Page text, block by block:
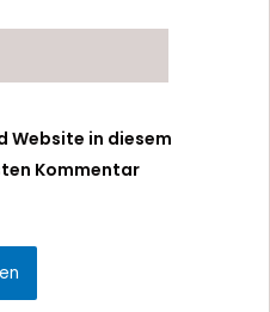
Website in diesem
Kommentar